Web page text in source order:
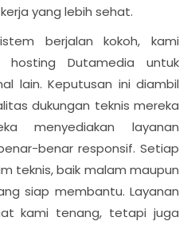
yang lebih sehat.
berjalan kokoh, kami
hosting Dutamedia untuk
lain. Keputusan ini diambil
dukungan teknis mereka
menyediakan layanan
benar responsif. Setiap
teknis, baik malam maupun
siap membantu. Layanan
kami tenang, tetapi juga